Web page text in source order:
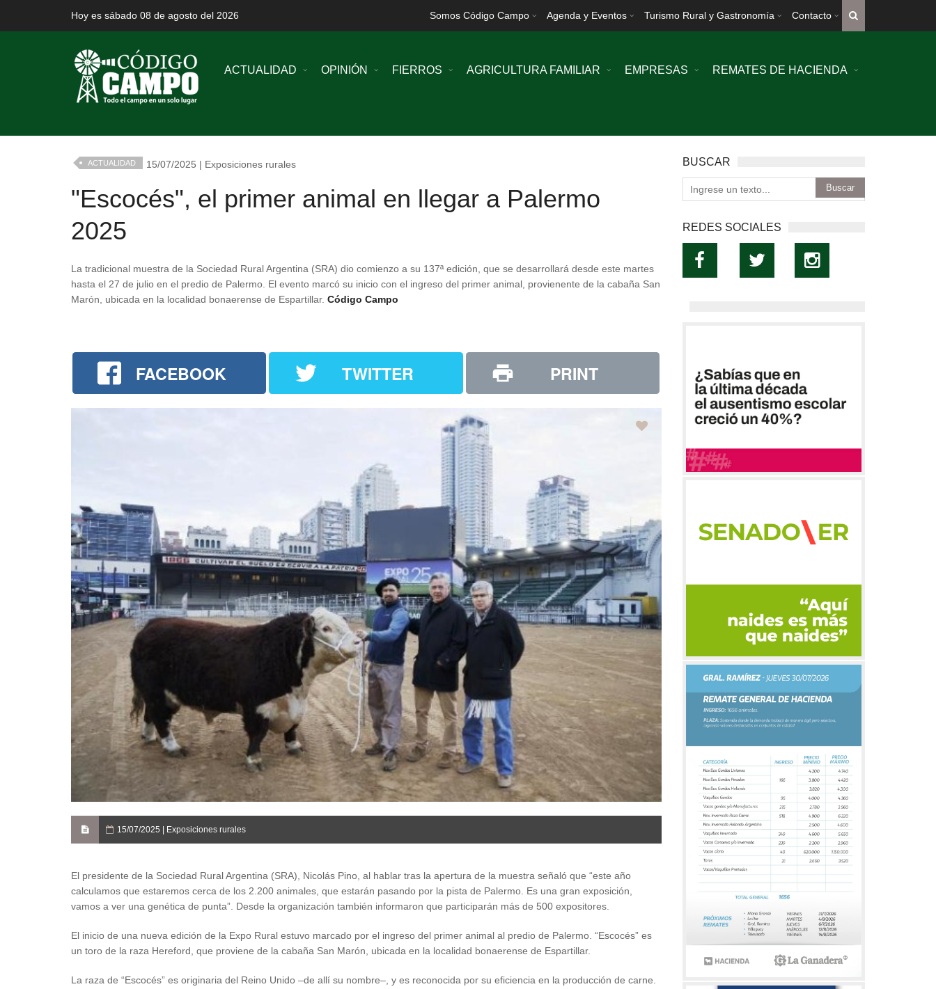
Hoy es sábado 08 de agosto del 2026 Somos Código Campo Agenda y Eventos Turismo Rural y Gastronomía Contacto
ACTUALIDAD OPINIÓN FIERROS AGRICULTURA FAMILIAR EMPRESAS REMATES DE HACIENDA
ACTUALIDAD 15/07/2025 | Exposiciones rurales
"Escocés", el primer animal en llegar a Palermo
2025
La tradicional muestra de la Sociedad Rural Argentina (SRA) dio comienzo a su 137ª edición, que se desarrollará desde este martes
hasta el 27 de julio en el predio de Palermo. El evento marcó su inicio con el ingreso del primer animal, provienente de la cabaña San
Marón, ubicada en la localidad bonaerense de Espartillar. Código Campo
FACEBOOK TWITTER PRINT
15/07/2025 | Exposiciones rurales
El presidente de la Sociedad Rural Argentina (SRA), Nicolás Pino, al hablar tras la apertura de la muestra señaló que “este año
calculamos que estaremos cerca de los 2.200 animales, que estarán pasando por la pista de Palermo. Es una gran exposición,
vamos a ver una genética de punta”. Desde la organización también informaron que participarán más de 500 expositores.
El inicio de una nueva edición de la Expo Rural estuvo marcado por el ingreso del primer animal al predio de Palermo. “Escocés” es
un toro de la raza Hereford, que proviene de la cabaña San Marón, ubicada en la localidad bonaerense de Espartillar.
La raza de “Escocés” es originaria del Reino Unido –de allí su nombre–, y es reconocida por su eficiencia en la producción de carne.
BUSCAR
REDES SOCIALES